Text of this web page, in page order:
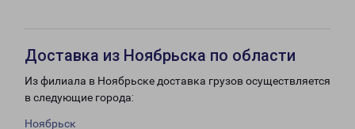
Доставка из Ноябрьска по области
Из филиала в Ноябрьске доставка грузов осуществляется
в следующие города:
Ноябрьск